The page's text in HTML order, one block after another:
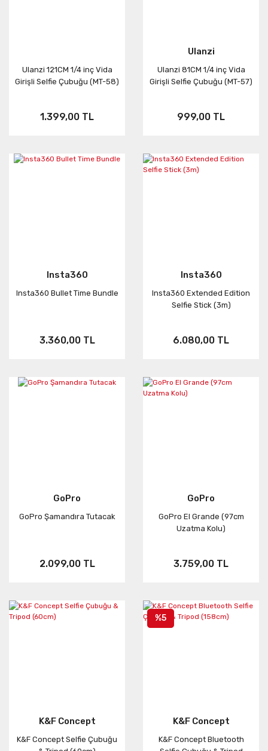
Ulanzi 121CM 1/4 inç Vida
Girişli Selfie Çubuğu (MT-58)
1.399,00 TL
Ulanzi
Ulanzi 81CM 1/4 inç Vida
Girişli Selfie Çubuğu (MT-57)
999,00 TL
Insta360
Insta360 Bullet Time Bundle
3.360,00 TL
Insta360
Insta360 Extended Edition
Selfie Stick (3m)
6.080,00 TL
GoPro
GoPro Şamandıra Tutacak
2.099,00 TL
GoPro
GoPro El Grande (97cm
Uzatma Kolu)
3.759,00 TL
K&F Concept
K&F Concept Selfie Çubuğu
%5
K&F Concept
K&F Concept Bluetooth